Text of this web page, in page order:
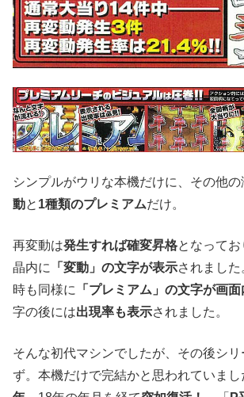
シンプルがウリな本機だけに、その他
動と 1種類のプレミアムだけ。
再変動は発生すれば確変昇格となって
晶内に
「変動」の文字が表示されまし
時も同様に
「プレミアム」の文字が画
字の後には出現率も表示されました。
そんな初代マシンでしたが、その後シ
ず。本機だけで完結かと思われていまし